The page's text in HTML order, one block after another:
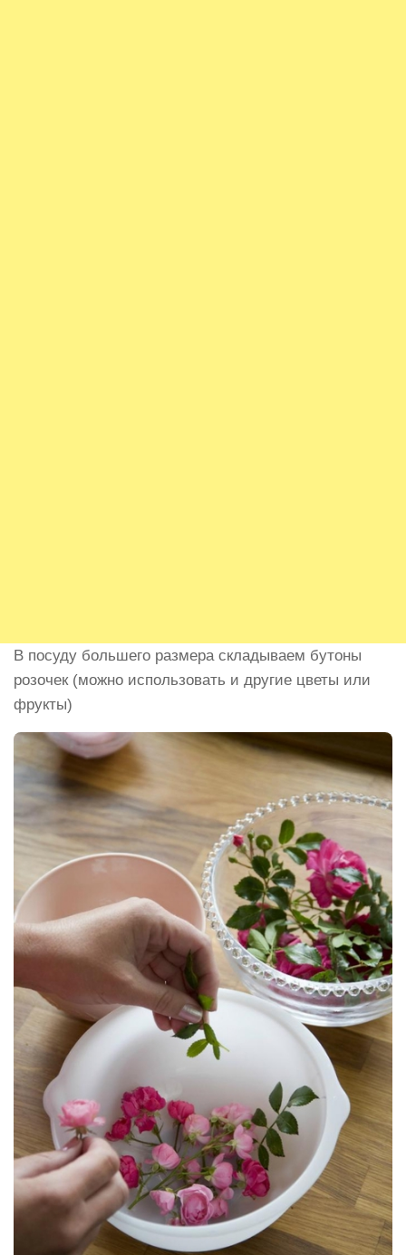
В посуду большего размера складываем бутоны
розочек (можно использовать и другие цветы или
фрукты)